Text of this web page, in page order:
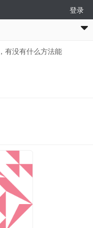
登录
有没有什么方法能